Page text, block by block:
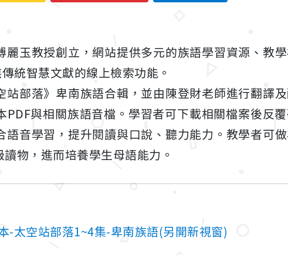
麗玉教授創立，網站提供多元的族語學習資源、教
統智慧文獻的線上檢索功能。
部落》卑南族語合輯，並由陳登財老師進行翻譯
與相關族語音檔。學習者可下載相關檔案後反
音學習，提升閱讀與口說、聽力能力。教學者可
物，進而培養學生母語能力。
-太空站部落1~4集-卑南族語(另開新視窗)